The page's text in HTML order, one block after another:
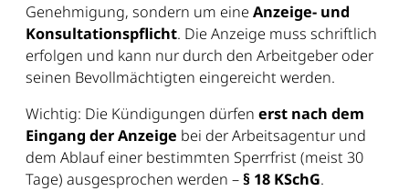
Genehmigung, sondern um eine Anzeige- und
Konsultationspflicht. Die Anzeige muss schriftlich
erfolgen und kann nur durch den Arbeitgeber oder
seinen Bevollmächtigten eingereicht werden.
Wichtig: Die Kündigungen dürfen erst nach dem
Eingang der Anzeige bei der Arbeitsagentur und
dem Ablauf einer bestimmten Sperrfrist (meist 30
Tage) ausgesprochen werden –§ 18 KSchG.